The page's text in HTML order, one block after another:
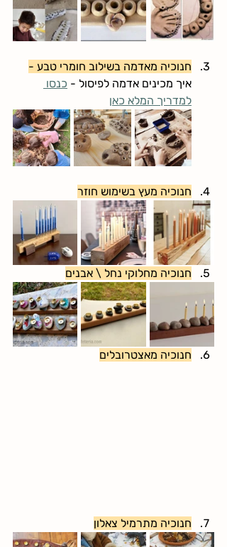
חנוכיה מאדמה בשילוב חומרי טבע -
איך מכינים אדמה לפיסול - כנסו
למדריך המלא כאן
חנוכיה מעץ בשימוש חוזר
חנוכיה מחלוקי נחל \ אבנים
חנוכיה מאצטרובלים
חנוכיה מתרמיל צאלון